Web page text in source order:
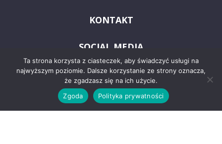
KONTAKT
SOCIAL MEDIA
Ta strona korzysta z ciasteczek, aby świadczyć usługi na
najwyższym poziomie. Dalsze korzystanie ze strony oznacza,
że zgadzasz się na ich użycie.
Zgoda
Polityka prywatności